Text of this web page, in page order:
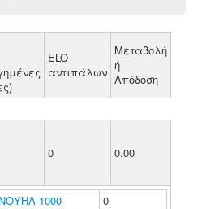
ELO
αντιπάλων
Μεταβολή
ή
Απόδοση
0 0.00
1000 0